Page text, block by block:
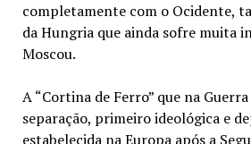
completamente com o Ocidente,
da Hungria que ainda sofre muita
Moscou.
A “Cortina de Ferro” que na
separação, primeiro ideológica e
estabelecida na Europa após a